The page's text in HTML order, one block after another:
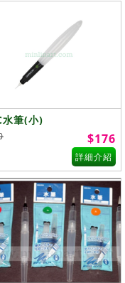
水筆(小)
$176
詳細介紹